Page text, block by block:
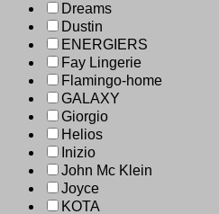
Dreams
Dustin
ENERGIERS
Fay Lingerie
Flamingo-home
GALAXY
Giorgio
Helios
Inizio
John Mc Klein
Joyce
KOTA